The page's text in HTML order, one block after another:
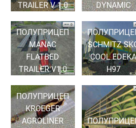
TRAILER V 1.0
DYNAMIC
ПОЛУПРИЦЕП
MANAC
FLATBED
TRAILER V1.0
SCHMITZ
COOL
H97
ПОЛУПРИЦЕП
KROEGER
AGROLINER